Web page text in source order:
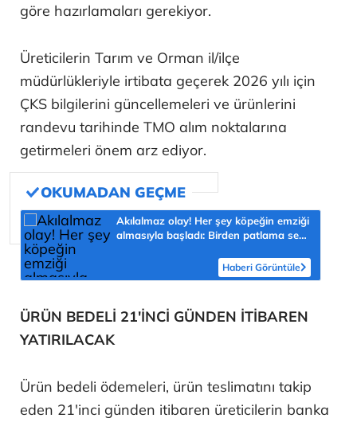
göre hazırlamaları gerekiyor.
Üreticilerin Tarım ve Orman il/ilçe
müdürlükleriyle irtibata geçerek 2026 yılı için
ÇKS bilgilerini güncellemeleri ve ürünlerini
randevu tarihinde TMO alım noktalarına
getirmeleri önem arz ediyor.
Akılalmaz olay! Her şey köpeğin emziği
almasıyla başladı: Birden patlama sesi
Haberi Görüntüle
ÜRÜN BEDELİ 21'İNCİ GÜNDEN İTİBAREN
YATIRILACAK
Ürün bedeli ödemeleri, ürün teslimatını takip
eden 21'inci günden itibaren üreticilerin banka